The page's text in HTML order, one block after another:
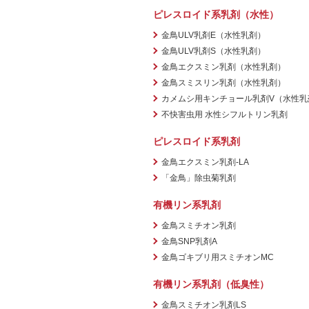
ピレスロイド系乳剤（水性）
金鳥ULV乳剤E（水性乳剤）
金鳥ULV乳剤S（水性乳剤）
金鳥エクスミン乳剤（水性乳剤）
金鳥スミスリン乳剤（水性乳剤）
カメムシ用キンチョール乳剤V（水性
不快害虫用 水性シフルトリン乳剤
ピレスロイド系乳剤
金鳥エクスミン乳剤-LA
「金鳥」除虫菊乳剤
有機リン系乳剤
金鳥スミチオン乳剤
金鳥SNP乳剤A
金鳥ゴキブリ用スミチオンMC
有機リン系乳剤（低臭性）
金鳥スミチオン乳剤LS